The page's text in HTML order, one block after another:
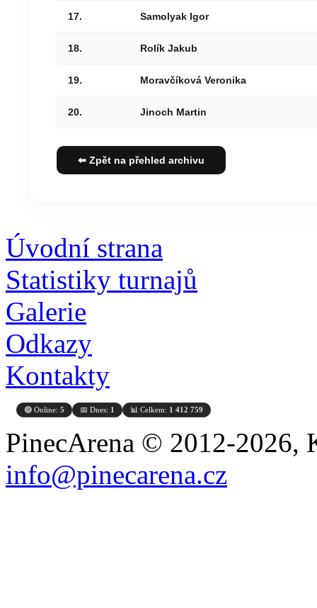
17. Samolyak Igor
18. Rolík Jakub
19. Moravčíková Veronika
20. Jinoch Martin
⬅ Zpět na přehled archivu
Úvodní strana
Statistiky turnajů
Galerie
Odkazy
Kontakty
🟢 Online: 5 📅 Dnes: 1 📊 Celkem: 1 412 759
PinecArena © 2012-2026,
info@pinecarena.cz